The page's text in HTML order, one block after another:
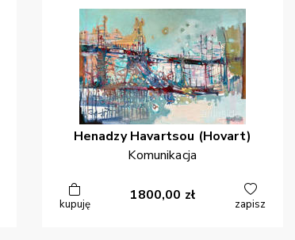
Henadzy Havartsou (Hovart)
Komunikacja
kupuję
1800,00 zł
zapisz